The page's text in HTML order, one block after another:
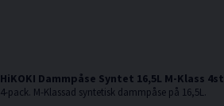
HiKOKI Dammpåse Syntet 16,5L M-Klass 4st
4-pack. M-Klassad syntetisk dammpåse på 16,5L.